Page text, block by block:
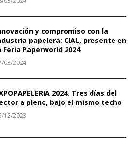
y compromiso con la
papelera: CIAL, presente en
Feria Paperworld 2024
03/2024
2024, Tres días del
a pleno, bajo el mismo techo
12/2023